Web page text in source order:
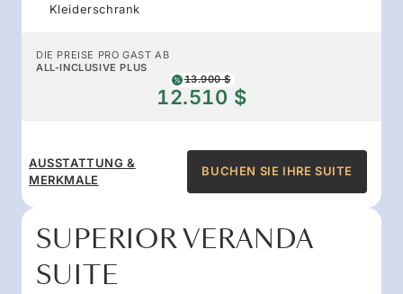
Kleiderschrank
DIE PREISE PRO GAST AB
ALL-INCLUSIVE PLUS
13.900 $
12.510 $
AUSSTATTUNG &
MERKMALE
BUCHEN SIE IHRE SUITE
SUPERIOR VERANDA
SUITE